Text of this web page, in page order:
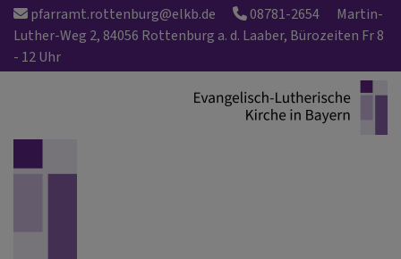
Direkt
zum
Inhalt
pfarramt.rottenburg@elkb.de 08781-2654
Martin-
Luther-Weg 2, 84056 Rottenburg a. d. Laaber, Bürozeiten Fr 8
- 12 Uhr